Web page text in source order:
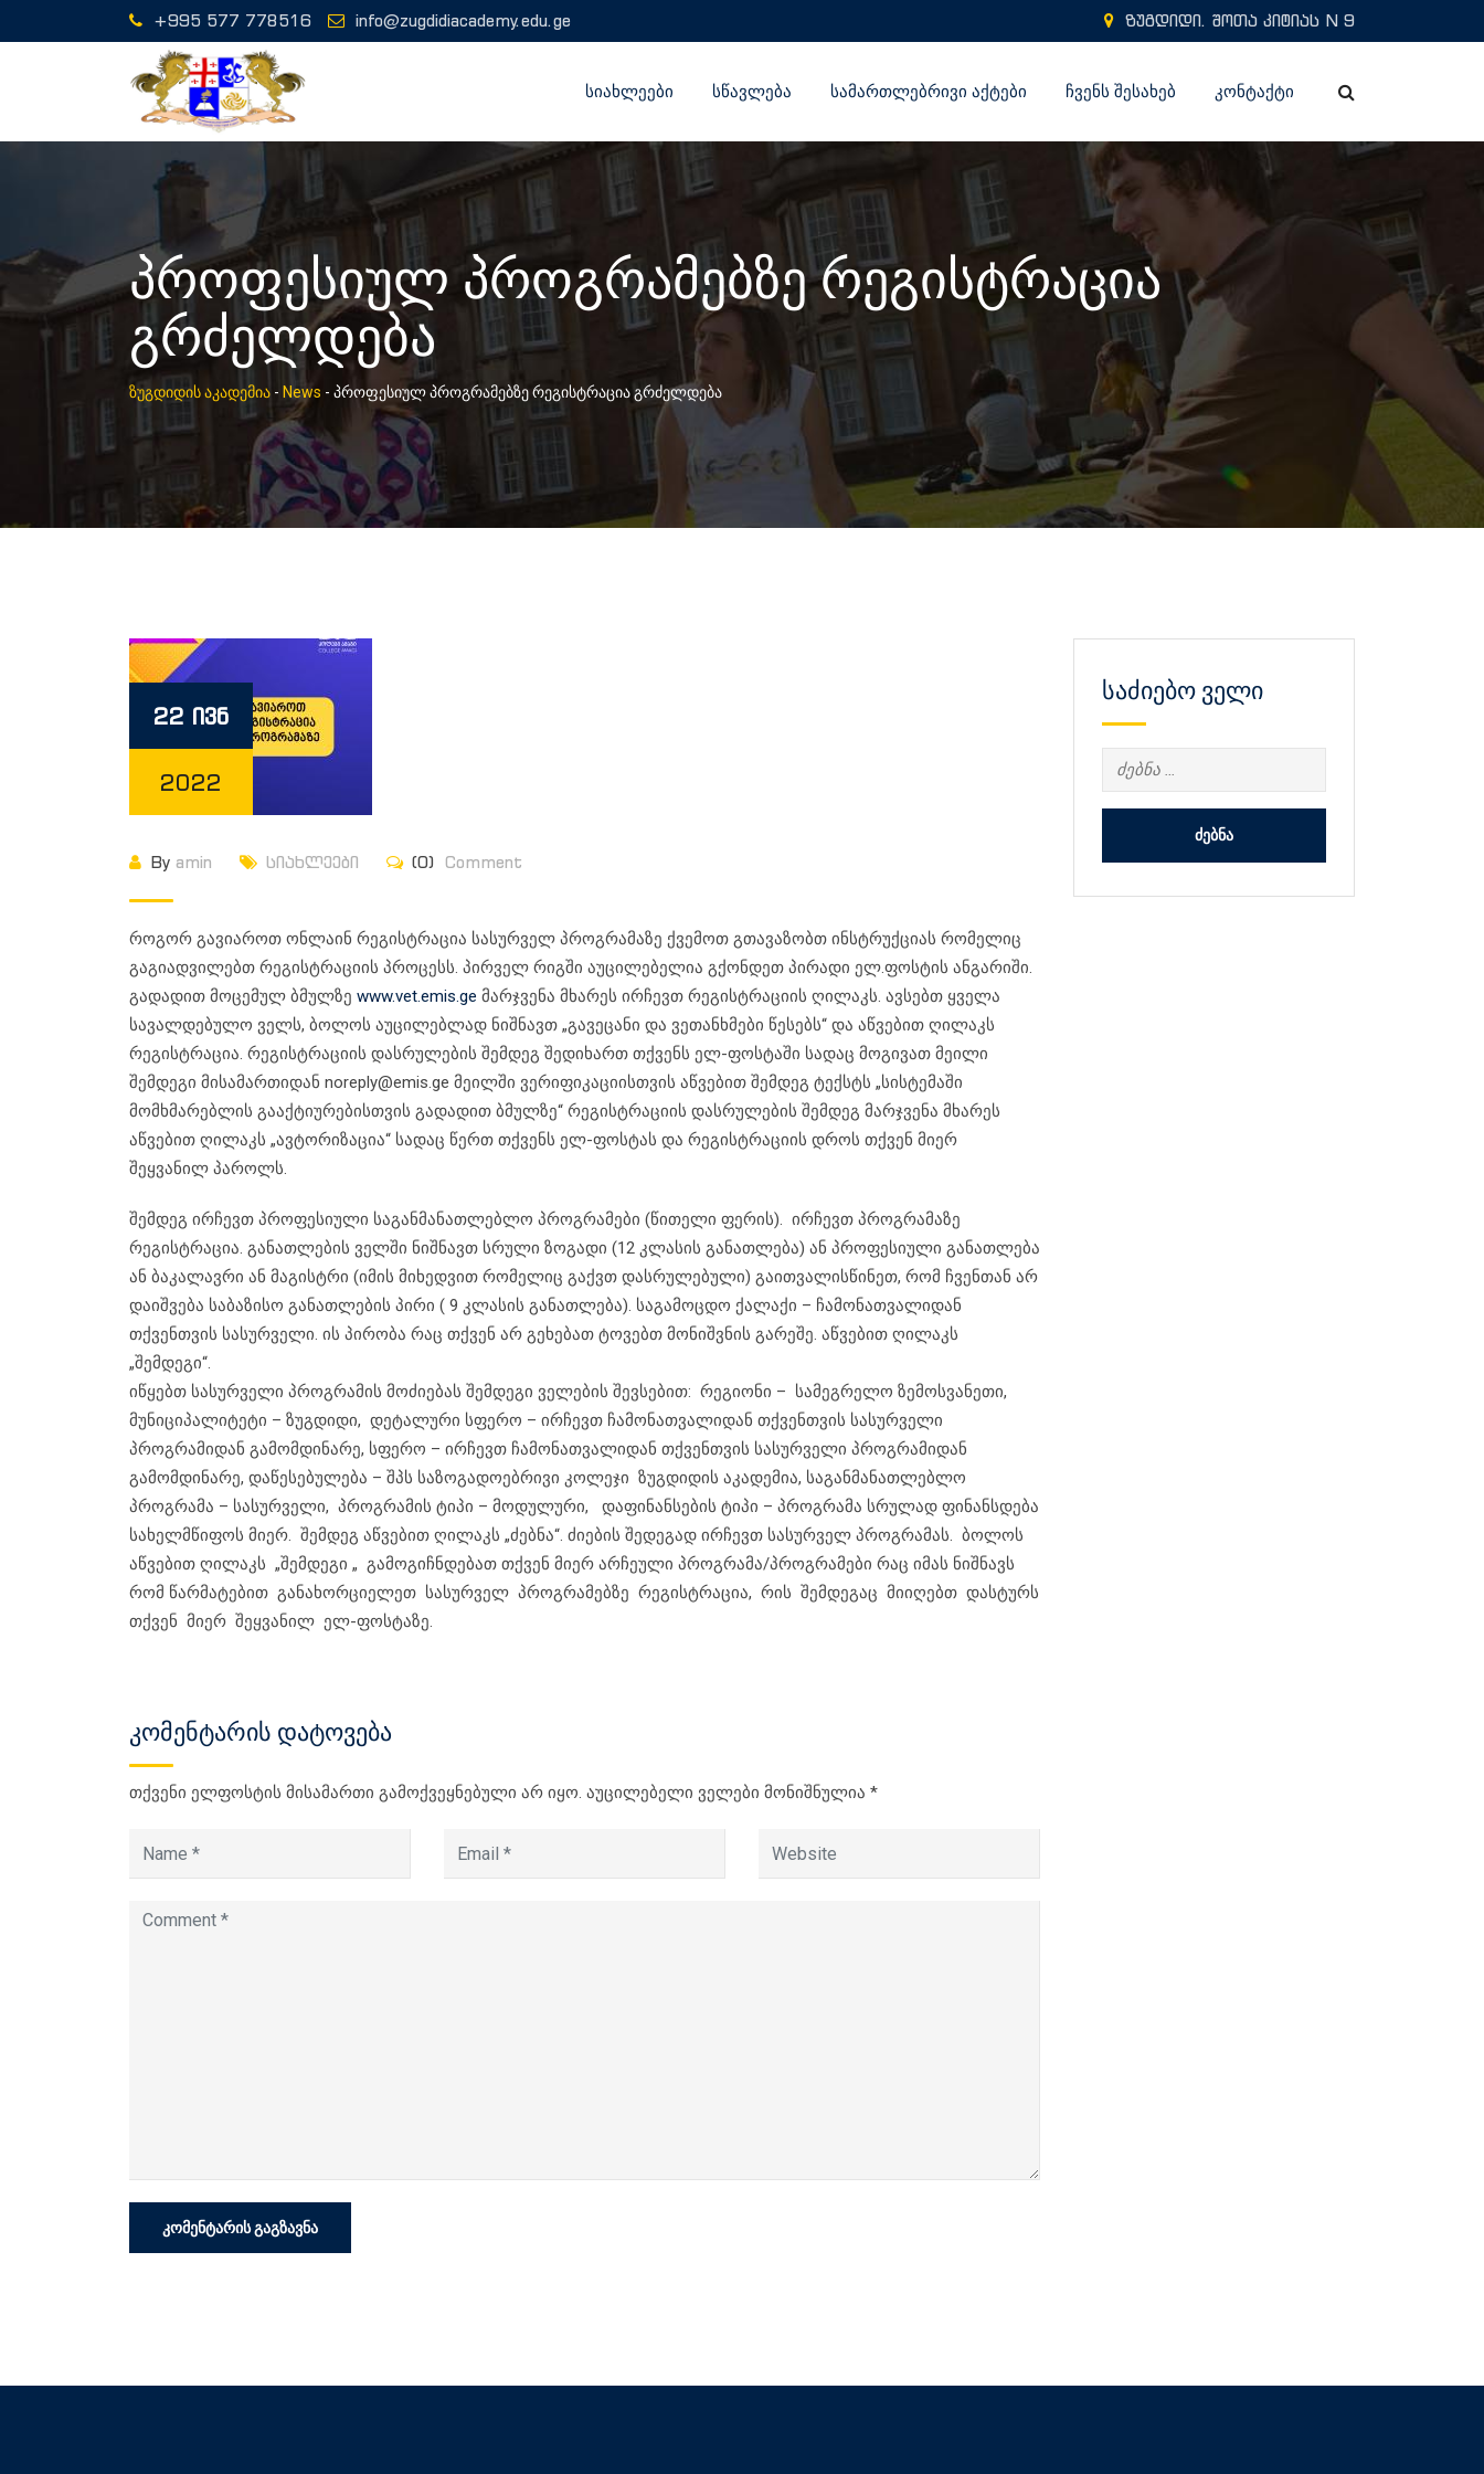
to
+995 577 778516 info@zugdidiacademy.edu.ge ზუგდიდი. შოთა კიტიას N 9
ᲡᲘᲐᲮᲚᲔᲔᲑᲘ ᲡᲬᲐᲕᲚᲔᲑᲐ ᲡᲐᲛᲐᲠᲗᲚᲔᲑᲠᲘᲕᲘ ᲐᲥᲢᲔᲑᲘ ᲩᲕᲔᲜᲡ ᲨᲔᲡᲐᲮᲔᲑ ᲙᲝᲜᲢᲐᲥᲢᲘ
პროფესიულ პროგრამებზე რეგისტრაცია
გრძელდება
ზუგდიდის აკადემია - News - პროფესიულ პროგრამებზე რეგისტრაცია გრძელდება
22 ივნ
2022
By amin სიახლეები (0) Comment
როგორ გავიაროთ ონლაინ რეგისტრაცია სასურველ პროგრამაზე ქვემოთ გთავაზობთ ინსტრუქციას რომელიც
გაგიადვილებთ რეგისტრაციის პროცესს. პირველ რიგში აუცილებელია გქონდეთ პირადი ელ.ფოსტის ანგარიში.
გადადით მოცემულ ბმულზე www.vet.emis.ge მარჯვენა მხარეს ირჩევთ რეგისტრაციის ღილაკს. ავსებთ ყველა
სავალდებულო ველს, ბოლოს აუცილებლად ნიშნავთ „გავეცანი და ვეთანხმები წესებს“ და აწვებით ღილაკს
რეგისტრაცია. რეგისტრაციის დასრულების შემდეგ შედიხართ თქვენს ელ-ფოსტაში სადაც მოგივათ მეილი
შემდეგი მისამართიდან noreply@emis.ge მეილში ვერიფიკაციისთვის აწვებით შემდეგ ტექსტს „სისტემაში
მომხმარებლის გააქტიურებისთვის გადადით ბმულზე“ რეგისტრაციის დასრულების შემდეგ მარჯვენა მხარეს
აწვებით ღილაკს „ავტორიზაცია“ სადაც წერთ თქვენს ელ-ფოსტას და რეგისტრაციის დროს თქვენ მიერ
შეყვანილ პაროლს.
შემდეგ ირჩევთ პროფესიული საგანმანათლებლო პროგრამები (წითელი ფერის). ირჩევთ პროგრამაზე
რეგისტრაცია. განათლების ველში ნიშნავთ სრული ზოგადი (12 კლასის განათლება) ან პროფესიული განათლება
ან ბაკალავრი ან მაგისტრი (იმის მიხედვით რომელიც გაქვთ დასრულებული) გაითვალისწინეთ, რომ ჩვენთან არ
დაიშვება საბაზისო განათლების პირი ( 9 კლასის განათლება). საგამოცდო ქალაქი – ჩამონათვალიდან
თქვენთვის სასურველი. ის პირობა რაც თქვენ არ გეხებათ ტოვებთ მონიშვნის გარეშე. აწვებით ღილაკს
„შემდეგი“.
იწყებთ სასურველი პროგრამის მოძიებას შემდეგი ველების შევსებით: რეგიონი – სამეგრელო ზემოსვანეთი,
მუნიციპალიტეტი – ზუგდიდი, დეტალური სფერო – ირჩევთ ჩამონათვალიდან თქვენთვის სასურველი
პროგრამიდან გამომდინარე, სფერო – ირჩევთ ჩამონათვალიდან თქვენთვის სასურველი პროგრამიდან
გამომდინარე, დაწესებულება – შპს საზოგადოებრივი კოლეჯი ზუგდიდის აკადემია, საგანმანათლებლო
პროგრამა – სასურველი, პროგრამის ტიპი – მოდულური, დაფინანსების ტიპი – პროგრამა სრულად ფინანსდება
სახელმწიფოს მიერ. შემდეგ აწვებით ღილაკს „ძებნა“. ძიების შედეგად ირჩევთ სასურველ პროგრამას. ბოლოს
აწვებით ღილაკს „შემდეგი „ გამოგიჩნდებათ თქვენ მიერ არჩეული პროგრამა/პროგრამები რაც იმას ნიშნავს
რომ წარმატებით განახორციელეთ სასურველ პროგრამებზე რეგისტრაცია, რის შემდეგაც მიიღებთ დასტურს
თქვენ მიერ შეყვანილ ელ-ფოსტაზე.
კომენტარის დატოვება
თქვენი ელფოსტის მისამართი გამოქვეყნებული არ იყო. აუცილებელი ველები მონიშნულია *
საძიებო ველი
ძებნა: